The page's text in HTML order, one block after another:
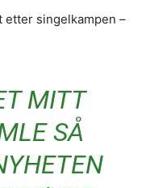
etter singelkampen –
MITT
SÅ